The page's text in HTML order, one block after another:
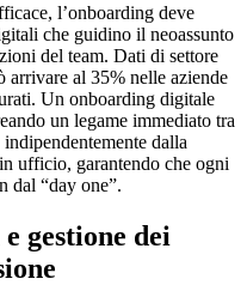
l’onboarding deve
che guidino il neoassunto
del team. Dati di settore
arrivare al 35% nelle aziende
Un onboarding digitale
un legame immediato tra
dalla
ufficio, garantendo che ogni
dal “day one”.
gestione dei